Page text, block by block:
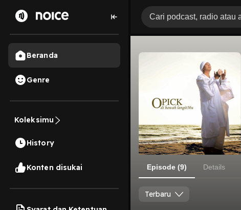
Beranda
Genre
Koleksimu
History
Konten disukai Episode (9) Details
Terbaru